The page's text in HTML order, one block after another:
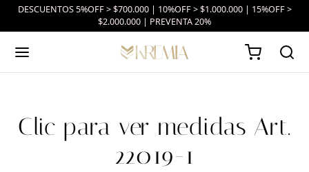
DESCUENTOS 5%OFF > $700.000 | 10%OFF > $1.000.000 | 15%OFF >
$2.000.000 | PREVENTA 20%
Clic para ver medidas Art.
22019-1